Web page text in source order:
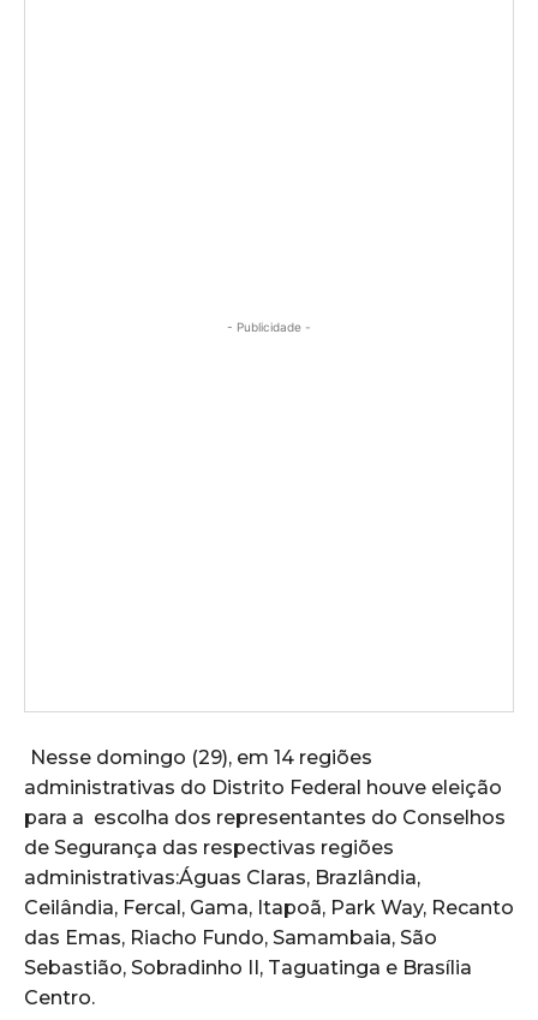
- Publicidade -
Nesse domingo (29), em 14 regiões
administrativas do Distrito Federal houve eleição
para a escolha dos representantes do Conselhos
de Segurança das respectivas regiões
administrativas:Águas Claras, Brazlândia,
Ceilândia, Fercal, Gama, Itapoã, Park Way, Recanto
das Emas, Riacho Fundo, Samambaia, São
Sebastião, Sobradinho II, Taguatinga e Brasília
Centro.